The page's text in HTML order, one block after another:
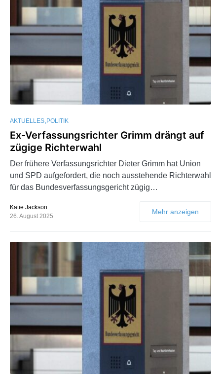
AKTUELLES POLITIK
Ex-Verfassungsrichter Grimm drängt auf
zügige Richterwahl
Der frühere Verfassungsrichter Dieter Grimm hat Union
und SPD aufgefordert, die noch ausstehende Richterwahl
für das Bundesverfassungsgericht zügig…
Katie Jackson
26. August 2025
Mehr anzeigen